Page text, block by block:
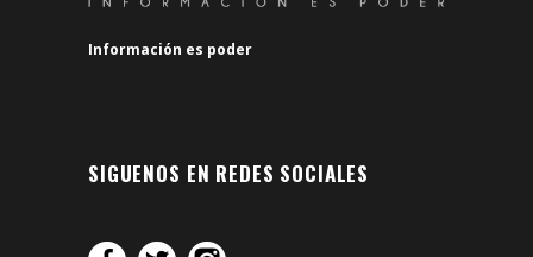
Información es poder
SIGUENOS EN REDES SOCIALES